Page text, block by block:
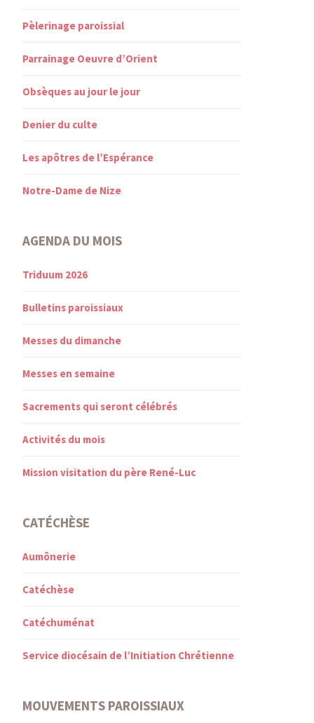
Pèlerinage paroissial
Parrainage Oeuvre d’Orient
Obsèques au jour le jour
Denier du culte
Les apôtres de l’Espérance
Notre-Dame de Nize
AGENDA DU MOIS
Triduum 2026
Bulletins paroissiaux
Messes du dimanche
Messes en semaine
Sacrements qui seront célébrés
Activités du mois
Mission visitation du père René-Luc
CATÉCHÈSE
Aumônerie
Catéchèse
Catéchuménat
Service diocésain de l’Initiation Chrétienne
MOUVEMENTS PAROISSIAUX